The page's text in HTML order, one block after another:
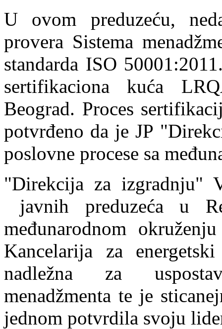
U ovom preduzeću,
provera Sistema
standarda ISO
sertifikaciona kuća
Beograd. Proces
potvrđeno da je JP
poslovne procese sa
"Direkcija za izgradnju"
javnih preduzeća u
međunarodnom
Kancelarija za
nadležna za
menadžmenta te je
jednom potvrdila svoju